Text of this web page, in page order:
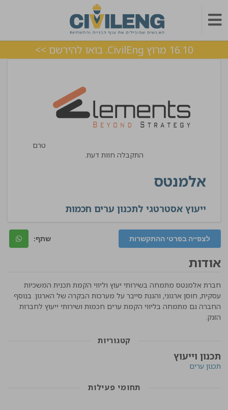
16.10 מרוץ CivilEng. בואו להירשם >>
טרם
התקבלה חוות דעת.
אלמנטס
ייעוץ אסטרטגי לתכנון ערים חכמות
לצפייה בפרטי ההתקשרות שתף:
אודות
חברת אלמנטס מתמחה בשירותי יעוץ וליווי הקמת תכנית המשכיות
עסקית, חוסן ארגוני, והגנת סייבר על מערכות הבקרה של הארגון. בנוסף
החברה גם מתמחה בליווי הקמת ערים חכמות ושירותי ייעוץ לחברות
הזנק.
קטגוריות
תכנון וייעוץ
תכנון ערים
תחומי פעילות